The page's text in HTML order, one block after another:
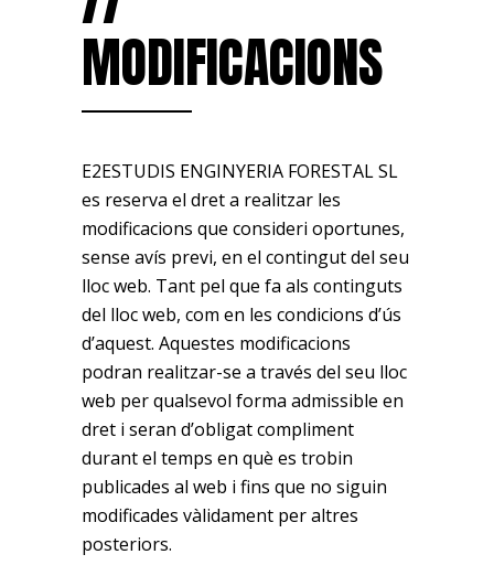
MODIFICACIONS
E2ESTUDIS ENGINYERIA FORESTAL SL
es reserva el dret a realitzar les
modificacions que consideri oportunes,
sense avís previ, en el contingut del seu
lloc web. Tant pel que fa als continguts
del lloc web, com en les condicions d’ús
d’aquest. Aquestes modificacions
podran realitzar-se a través del seu lloc
web per qualsevol forma admissible en
dret i seran d’obligat compliment
durant el temps en què es trobin
publicades al web i fins que no siguin
modificades vàlidament per altres
posteriors.